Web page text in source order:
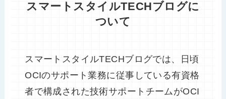
スマートスタイルTECHブログに
ついて
スマートスタイルTECHブログでは、日頃
OCIのサポート業務に従事している有資格
者で構成された技術サポートチームがOCI